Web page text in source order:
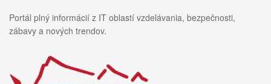
Portál plný informácií z IT oblastí vzdelávania, bezpečnosti,
zábavy a nových trendov.